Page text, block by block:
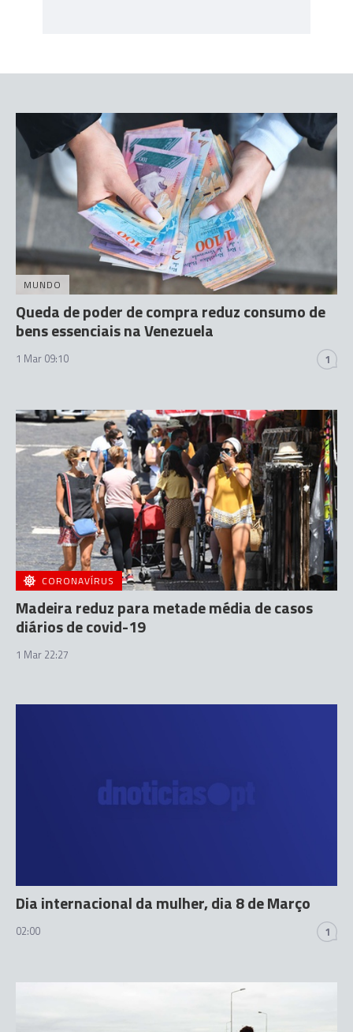
MUNDO
Queda de poder de compra reduz consumo de
bens essenciais na Venezuela
1 Mar 09:10 1
CORONAVÍRUS
Madeira reduz para metade média de casos
diários de covid-19
1 Mar 22:27
Dia internacional da mulher, dia 8 de Março
02:00 1